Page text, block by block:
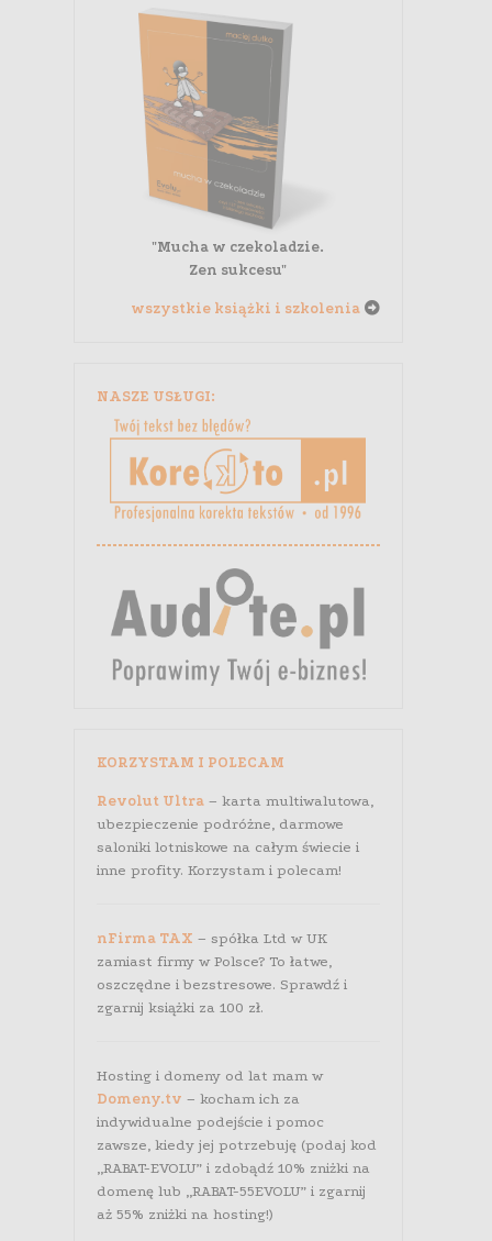
"Mucha w czekoladzie.
Zen sukcesu"
wszystkie książki i szkolenia
NASZE USŁUGI:
KORZYSTAM I POLECAM
Revolut Ultra– karta multiwalutowa,
ubezpieczenie podróżne, darmowe
saloniki lotniskowe na całym świecie i
inne profity. Korzystam i polecam!
nFirma TAX – spółka Ltd w UK
zamiast firmy w Polsce? To łatwe,
oszczędne i bezstresowe. Sprawdź i
zgarnij książki za 100 zł.
Hosting i domeny od lat mam w
Domeny.tv – kocham ich za
indywidualne podejście i pomoc
zawsze, kiedy jej potrzebuję (podaj kod
„RABAT-EVOLU” i zdobądź 10% zniżki na
domenę lub „RABAT-55EVOLU” i zgarnij
aż 55% zniżki na hosting!)